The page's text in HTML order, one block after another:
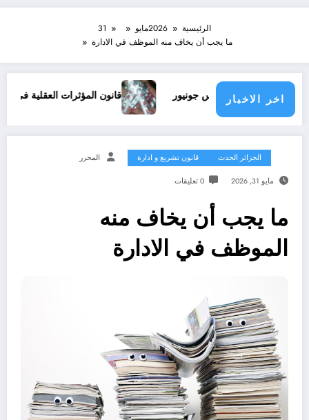
الرئيسية 2026مايو
31
ما يجب أن يخاف منه الموظف في الادارة
اخر الاخبار
ملف فينيسيوس جونيور قانون المؤثرات العقلية في الجزائر
الجزائر الحدث قانون تشريع و ادارة المحرر
مايو 31, 2026 0 تعليقات
ما يجب أن يخاف منه
الموظف في الادارة